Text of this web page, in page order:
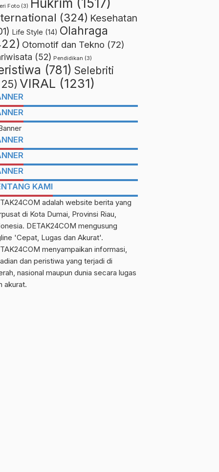
Foto (3) Hukrim (1517)
(324) Kesehatan
Life Style (14) Olahraga
Otomotif dan Tekno (72)
(52) Pendidikan (3)
(781) Selebriti
VIRAL (1231)
KAMI
adalah website berita yang
di Kota Dumai, Provinsi Riau,
DETAK24COM mengusung
'Cepat, Lugas dan Akurat'.
menyampaikan informasi,
dan peristiwa yang terjadi di
nasional maupun dunia secara lugas
akurat.